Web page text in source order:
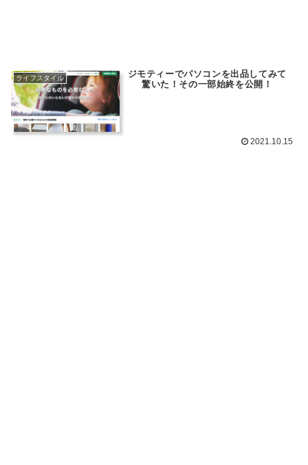
ライフスタイル
ジモティーでパソコンを出品してみて
驚いた！その一部始終を公開！
2021.10.15